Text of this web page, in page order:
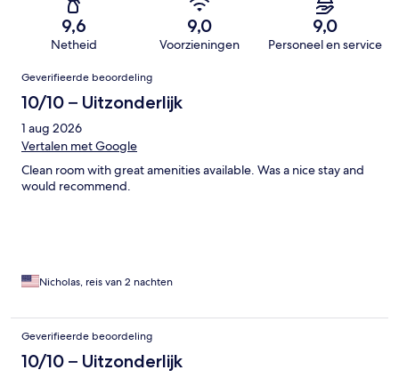
9,6
Netheid
9,0
Voorzieningen
9,0
Personeel en service
Beoordelingen
Geverifieerde beoordeling
10/10 – Uitzonderlijk
1 aug 2026
Vertalen met Google
Clean room with great amenities available. Was a nice stay and
would recommend.
Nicholas, reis van 2 nachten
Geverifieerde beoordeling
10/10 – Uitzonderlijk